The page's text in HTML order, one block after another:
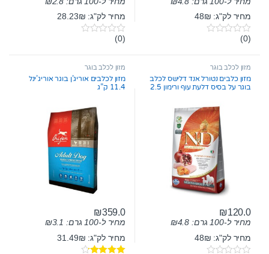
מחיר לק"ג: 48₪
0
t
f
5
(0)
מחיר לק"ג: 28.23₪
0
t
f
5
(0)
מזון לכלב בוגר
מזון כלבים נטורל אנד דלישס לכלב
בוגר על בסיס דלעת עוף ורימון 2.5
₪120.0
מחיר ל-100 גרם: ₪4.8
מחיר לק"ג: 48₪
מזון לכלב בוגר
מזון לכלבים אוריג’ן בוגר אוריג’ינל
11.4 ק”ג
₪359.0
מחיר ל-100 גרם: ₪3.1
מחיר לק"ג: 31.49₪